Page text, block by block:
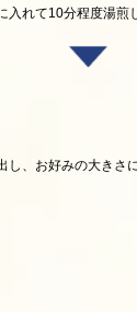
入れて10分程度湯煎
し、お好みの大きさ